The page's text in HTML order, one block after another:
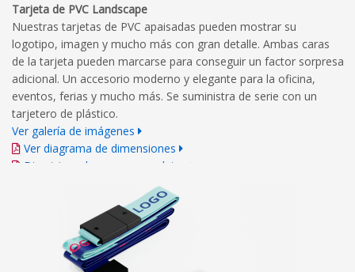
Tarjeta de PVC Landscape
Nuestras tarjetas de PVC apaisadas pueden mostrar su
logotipo, imagen y mucho más con gran detalle. Ambas caras
de la tarjeta pueden marcarse para conseguir un factor sorpresa
adicional. Un accesorio moderno y elegante para la oficina,
eventos, ferias y mucho más. Se suministra de serie con un
tarjetero de plástico.
Ver galería de imágenes
Ver diagrama de dimensiones
Directrices de marca completas